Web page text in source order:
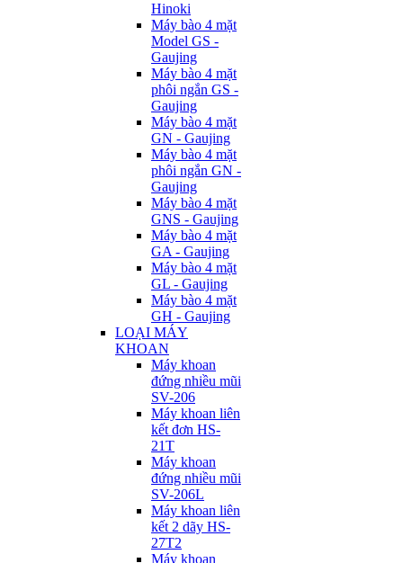
Hinoki
Máy bào 4 mặt
Model GS -
Gaujing
Máy bào 4 mặt
phôi ngắn GS -
Gaujing
Máy bào 4 mặt
GN - Gaujing
Máy bào 4 mặt
phôi ngắn GN -
Gaujing
Máy bào 4 mặt
GNS - Gaujing
Máy bào 4 mặt
GA - Gaujing
Máy bào 4 mặt
GL - Gaujing
Máy bào 4 mặt
GH - Gaujing
LOẠI MÁY
KHOAN
Máy khoan
đứng nhiều mũi
SV-206
Máy khoan liên
kết đơn HS-
21T
Máy khoan
đứng nhiều mũi
SV-206L
Máy khoan liên
kết 2 dãy HS-
27T2
Máy khoan